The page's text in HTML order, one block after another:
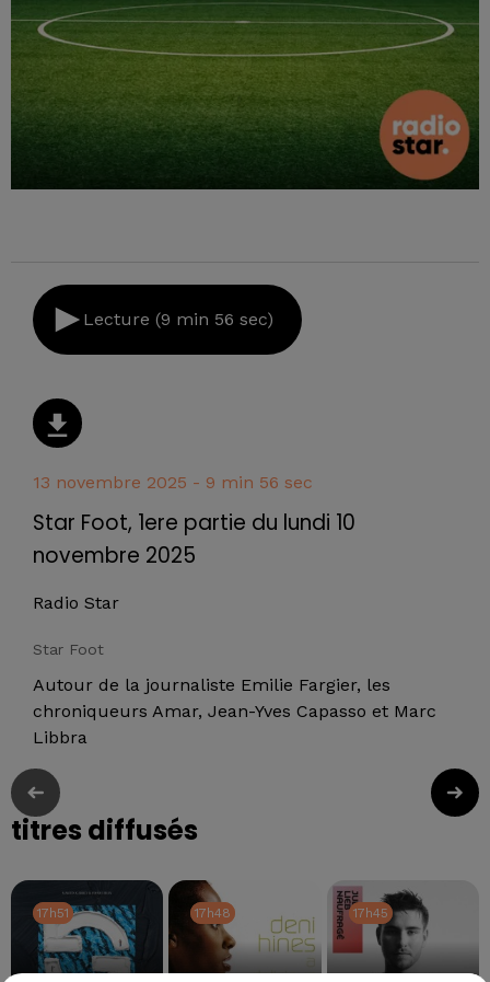
Lecture (9 min 56 sec)
13 novembre 2025 - 9 min 56 sec
Star Foot, 1ere partie du lundi 10
novembre 2025
Radio Star
Star Foot
Autour de la journaliste Emilie Fargier, les
chroniqueurs Amar, Jean-Yves Capasso et Marc
Libbra
titres diffusés
17h51
17h51 17h48
17h48 17h45
17h45